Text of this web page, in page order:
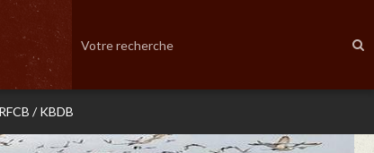
RFCB / KBDB